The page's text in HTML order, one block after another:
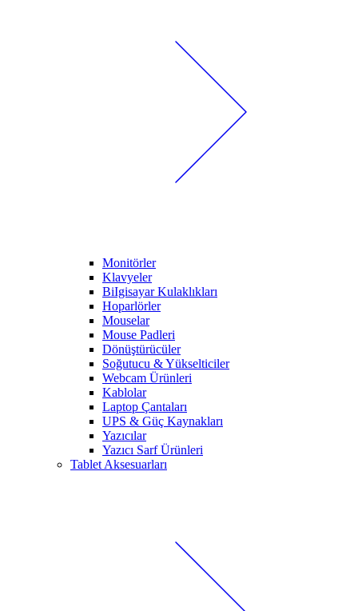
Monitörler
Klavyeler
BiIgisayar Kulaklıkları
Hoparlörler
Mouselar
Mouse Padleri
Dönüştürücüler
Soğutucu & Yükselticiler
Webcam Ürünleri
Kablolar
Laptop Çantaları
UPS & Güç Kaynakları
Yazıcılar
Yazıcı Sarf Ürünleri
Tablet Aksesuarları